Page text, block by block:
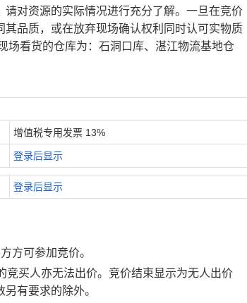
对资源的实际情况进行充分了解。一旦在竞价
品质，或在放弃现场确认权利同时认可实物质
场看货的仓库为：石洞口库、湛江物流基地仓
增值税专用发票 13%
登录后显示
登录后显示
方可参加竞价。
买人亦无法出价。竞价结束显示为无人出价
有要求的除外。